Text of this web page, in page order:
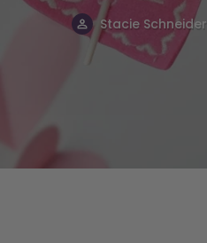
Stacie Schneider